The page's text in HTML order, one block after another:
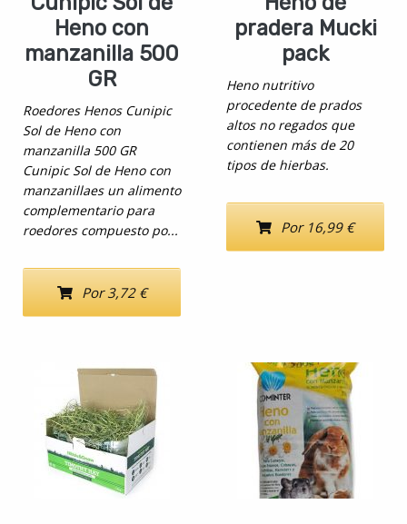
Heno con
manzanilla 500
GR
Roedores Henos Cunipic
Sol de Heno con
manzanilla 500 GR
Cunipic Sol de Heno con
manzanillaes un alimento
complementario para
roedores compuesto po...
Por 3,72 €
pradera Mucki
pack
Heno nutritivo
procedente de prados
altos no regados que
contienen más de 20
tipos de hierbas.
Por 16,99 €